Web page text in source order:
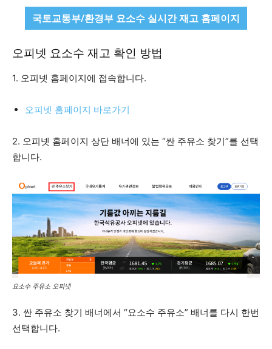
국토교통부/환경부 요소수 실시간 재고 홈페이지
오피넷 요소수 재고 확인 방법
1. 오피넷 홈페이지에 접속합니다.
오피넷 홈페이지 바로가기
2. 오피넷 홈페이지 상단 배너에 있는 “싼 주유소 찾기”를 선택
합니다.
요소수 주유소 오피넷
3. 싼 주유소 찾기 배너에서 “요소수 주유소” 배너를 다시 한번
선택합니다.